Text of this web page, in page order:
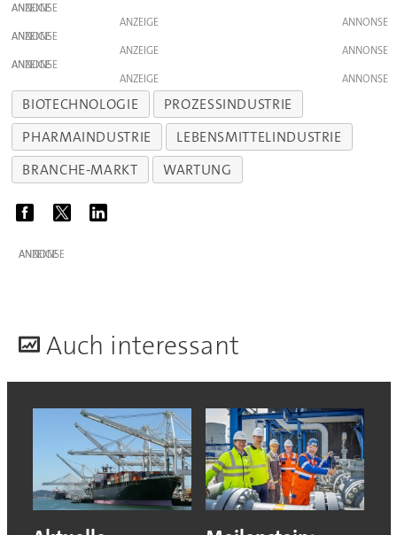
ANZEIGE
ANZEIGE
ANZEIGE
ANZEIGE
ANZEIGE
ANZEIGE
BIOTECHNOLOGIE
PROZESSINDUSTRIE
PHARMAINDUSTRIE
LEBENSMITTELINDUSTRIE
BRANCHE-MARKT
WARTUNG
ANZEIGE
Auch interessant